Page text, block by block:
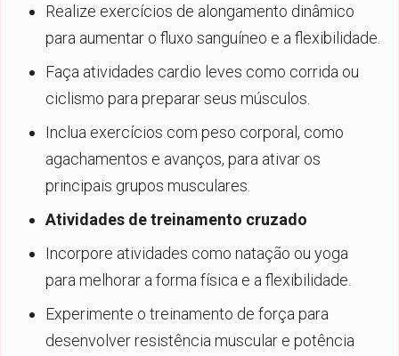
Realize exercícios de alongamento dinâmico
para aumentar o fluxo sanguíneo e a flexibilidade.
Faça atividades cardio leves como corrida ou
ciclismo para preparar seus músculos.
Inclua exercícios com peso corporal, como
agachamentos e avanços, para ativar os
principais grupos musculares.
Atividades de treinamento cruzado
Incorpore atividades como natação ou yoga
para melhorar a forma física e a flexibilidade.
Experimente o treinamento de força para
desenvolver resistência muscular e potência